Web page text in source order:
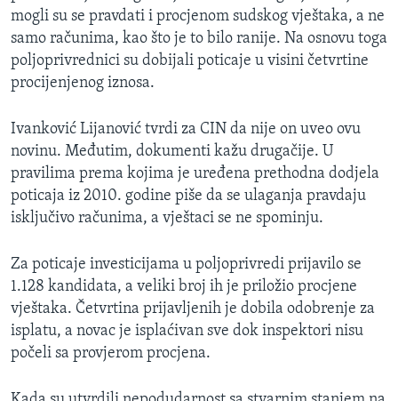
mogli su se pravdati i procjenom sudskog vještaka, a ne
samo računima, kao što je to bilo ranije. Na osnovu toga
poljoprivrednici su dobijali poticaje u visini četvrtine
procijenjenog iznosa.
Ivanković Lijanović tvrdi za CIN da nije on uveo ovu
novinu. Međutim, dokumenti kažu drugačije. U
pravilima prema kojima je uređena prethodna dodjela
poticaja iz 2010. godine piše da se ulaganja pravdaju
isključivo računima, a vještaci se ne spominju.
Za poticaje investicijama u poljoprivredi prijavilo se
1.128 kandidata, a veliki broj ih je priložio procjene
vještaka. Četvrtina prijavljenih je dobila odobrenje za
isplatu, a novac je isplaćivan sve dok inspektori nisu
počeli sa provjerom procjena.